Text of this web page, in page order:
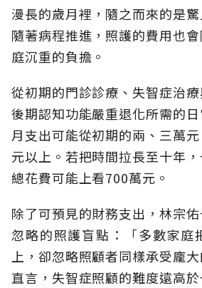
漫長的歲月裡，隨之而來的是
隨著病程推進，照護的費用也
庭沉重的負擔。
從初期的門診診療、失智症治
後期認知功能嚴重退化所需的
月支出可能從初期的兩、三萬
元以上。若把時間拉長至十年
總花費可能上看700萬元。
除了可預見的財務支出，林宗
忽略的照護盲點：「多數家庭
上，卻忽略照顧者同樣承受龐
直言，失智症照顧的難度遠高